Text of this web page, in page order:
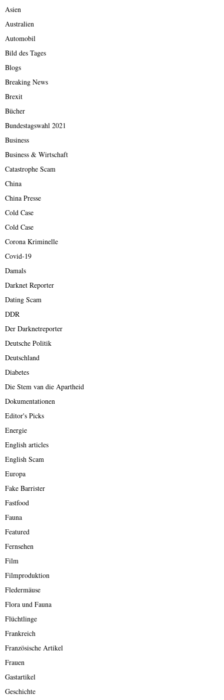
Asien
Australien
Automobil
Bild des Tages
Blogs
Breaking News
Brexit
Bücher
Bundestagswahl 2021
Business
Business & Wirtschaft
Catastrophe Scam
China
China Presse
Cold Case
Cold Case
Corona Kriminelle
Covid-19
Damals
Darknet Reporter
Dating Scam
DDR
Der Darknetreporter
Deutsche Politik
Deutschland
Diabetes
Die Stem van die Apartheid
Dokumentationen
Editor's Picks
Energie
English articles
English Scam
Europa
Fake Barrister
Fastfood
Fauna
Featured
Fernsehen
Film
Filmproduktion
Fledermäuse
Flora und Fauna
Flüchtlinge
Frankreich
Französische Artikel
Frauen
Gastartikel
Geschichte